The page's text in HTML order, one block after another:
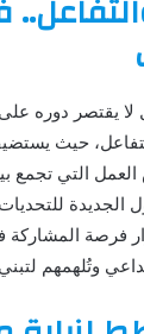
يقتصر دوره
حيث
التي تجمع
الجديدة
فرصة
وتُلهمهم